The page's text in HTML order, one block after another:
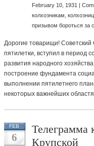
February 10, 1931 |
колхозникам,
призывом бороться за
Дорогие товарищи!
пятилетки, вступил в период
развития народного
построение фундамента
выполнении пятилетнего
некоторых важнейших
FEB
6
Телеграмма
Крупской